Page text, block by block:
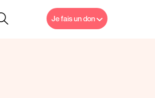
Je fais un don